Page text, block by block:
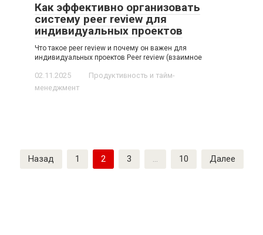
Как эффективно организовать
систему peer review для
индивидуальных проектов
Что такое peer review и почему он важен для
индивидуальных проектов Peer review (взаимное
02.11.2025
Продуктивность и тайм-
менеджмент
Пагинация
записей
Назад 1 2 3 … 10 Далее